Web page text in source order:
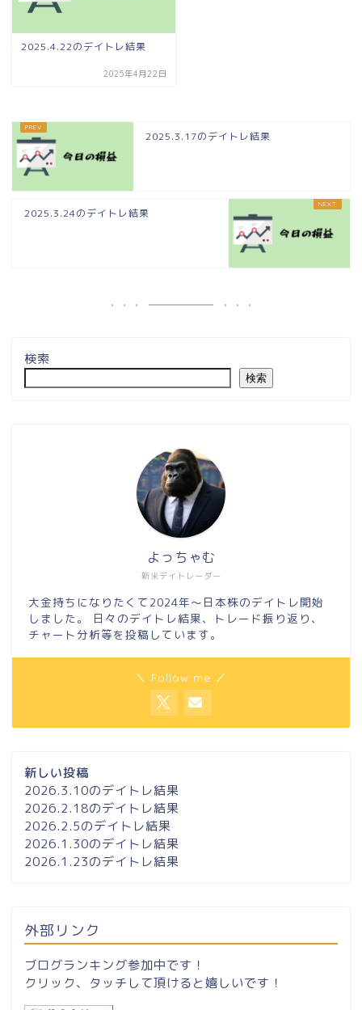
2025.4.22のデイトレ結果
2025年4月22日
2025.3.17のデイトレ結果
2025.3.24のデイトレ結果
検索
検索
新米デイトレーダー
よっちゃむ
大金持ちになりたくて2024年～日本株のデイトレ開始
しました。 日々のデイトレ結果、トレード振り返り、
チャート分析等を投稿しています。
＼ Follow me ／
新しい投稿
2026.3.10のデイトレ結果
2026.2.18のデイトレ結果
2026.2.5のデイトレ結果
2026.1.30のデイトレ結果
2026.1.23のデイトレ結果
外部リンク
ブログランキング参加中です！
クリック、タッチして頂けると嬉しいです！